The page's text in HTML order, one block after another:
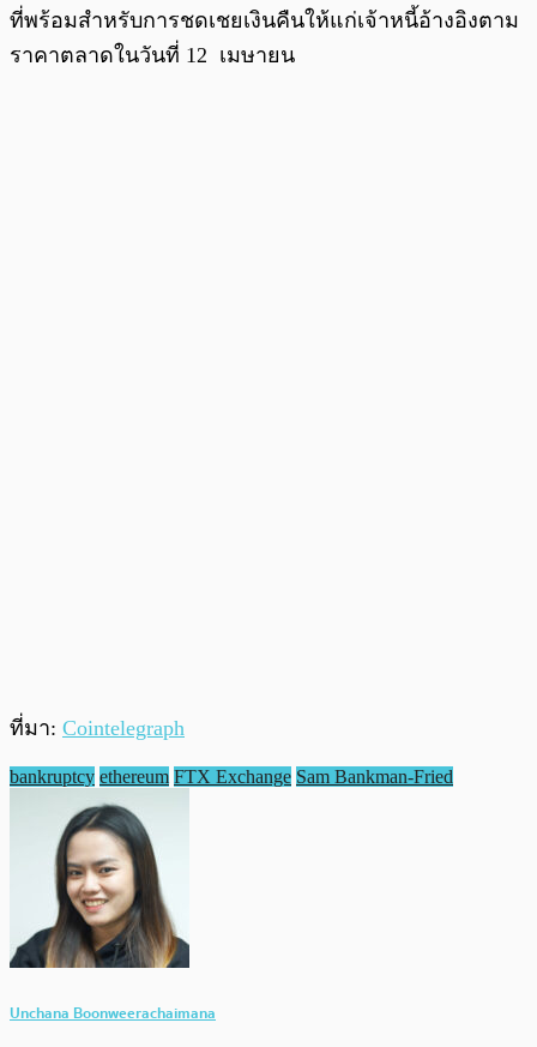
ที่พร้อมสำหรับการชดเชยเงินคืนให้แก่เจ้าหนี้อ้างอิงตาม
ราคาตลาดในวันที่ 12 เมษายน
ที่มา: Cointelegraph
bankruptcy ethereum FTX Exchange Sam Bankman-Fried
Unchana Boonweerachaimana